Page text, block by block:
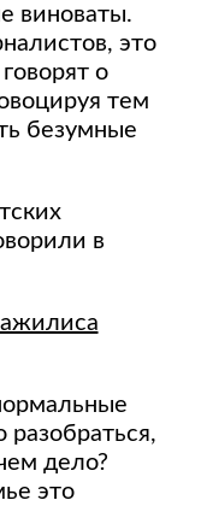
виноваты.
это
о
тем
безумные
в
дело?
это